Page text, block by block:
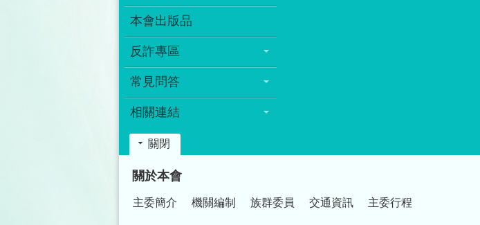
本會出版品
反詐專區
常見問答
相關連結
關閉
關於本會
主委簡介 機關編制 族群委員 交通資訊 主委行程